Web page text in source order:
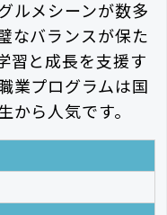
ルメシーンが数多
なバランスが保た
習と成長を支援す
業プログラムは国
から人気です。